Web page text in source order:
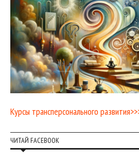
Курсы трансперсонального
ЧИТАЙ FACEBOOK